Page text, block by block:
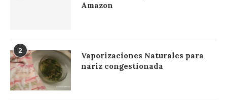
Amazon
2
Vaporizaciones Naturales para
nariz congestionada